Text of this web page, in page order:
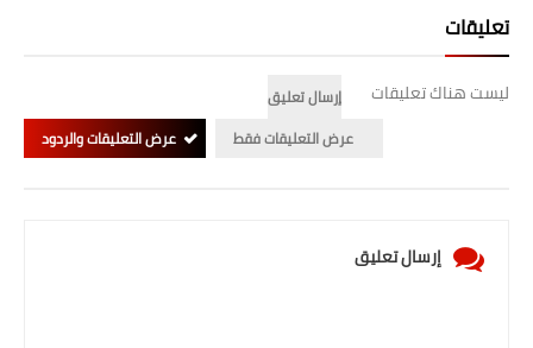
العطل
تعليقات
ليست هناك تعليقات
إرسال تعليق
عرض التعليقات فقط
عرض التعليقات والردود
إرسال تعليق